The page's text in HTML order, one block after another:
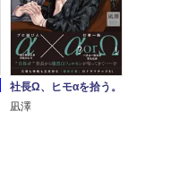
社長Ω、ヒモαを拾う。
凪澤